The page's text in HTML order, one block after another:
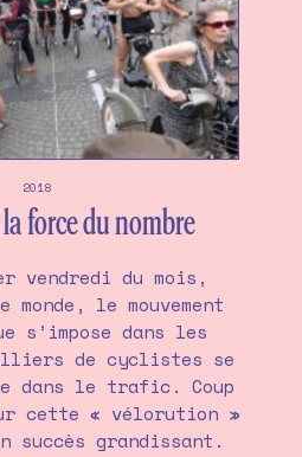
2018
force du nombre
vendredi du mois,
le mouvement
s’impose dans les
de cyclistes se
dans le trafic. Coup
cette « vélorution »
succès grandissant.